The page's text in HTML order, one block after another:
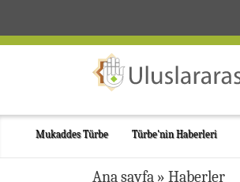
Mukaddes Türbe Türbe'nin Haberleri
Ana sayfa » Haberler